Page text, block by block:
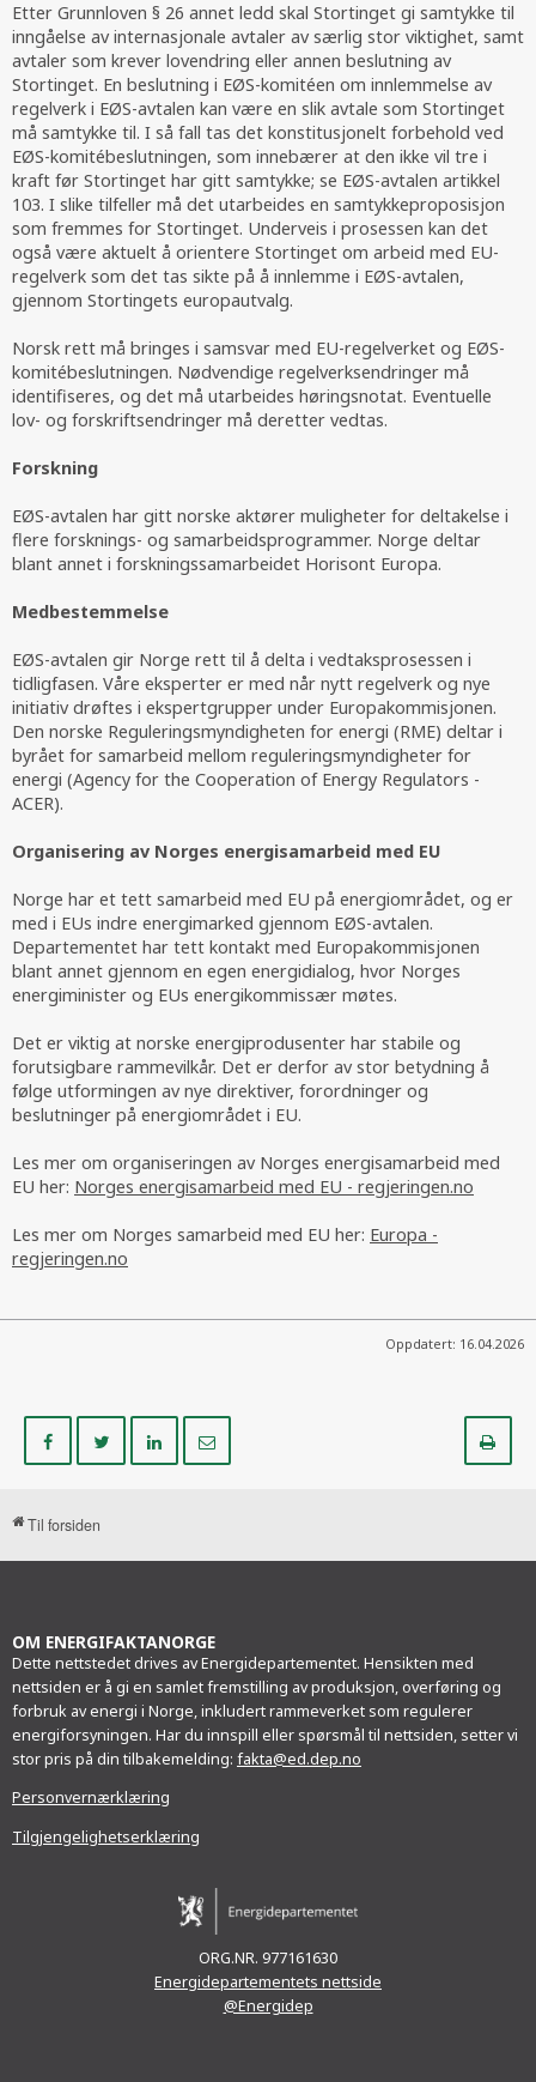
Etter Grunnloven § 26 annet ledd skal Stortinget gi samtykke til
inngåelse av internasjonale avtaler av særlig stor viktighet, samt
avtaler som krever lovendring eller annen beslutning av
Stortinget. En beslutning i EØS-komitéen om innlemmelse av
regelverk i EØS-avtalen kan være en slik avtale som Stortinget
må samtykke til. I så fall tas det konstitusjonelt forbehold ved
EØS-komitébeslutningen, som innebærer at den ikke vil tre i
kraft før Stortinget har gitt samtykke; se EØS-avtalen artikkel
103. I slike tilfeller må det utarbeides en samtykkeproposisjon
som fremmes for Stortinget. Underveis i prosessen kan det
også være aktuelt å orientere Stortinget om arbeid med EU-
regelverk som det tas sikte på å innlemme i EØS-avtalen,
gjennom Stortingets europautvalg.
Norsk rett må bringes i samsvar med EU-regelverket og EØS-
komitébeslutningen. Nødvendige regelverksendringer må
identifiseres, og det må utarbeides høringsnotat. Eventuelle
lov- og forskriftsendringer må deretter vedtas.
Forskning
EØS-avtalen har gitt norske aktører muligheter for deltakelse i
flere forsknings- og samarbeidsprogrammer. Norge deltar
blant annet i forskningssamarbeidet Horisont Europa.
Medbestemmelse
EØS-avtalen gir Norge rett til å delta i vedtaksprosessen i
tidligfasen. Våre eksperter er med når nytt regelverk og nye
initiativ drøftes i ekspertgrupper under Europakommisjonen.
Den norske Reguleringsmyndigheten for energi (RME) deltar i
byrået for samarbeid mellom reguleringsmyndigheter for
energi (Agency for the Cooperation of Energy Regulators -
ACER).
Organisering av Norges energisamarbeid med EU
Norge har et tett samarbeid med EU på energiområdet, og er
med i EUs indre energimarked gjennom EØS-avtalen.
Departementet har tett kontakt med Europakommisjonen
blant annet gjennom en egen energidialog, hvor Norges
energiminister og EUs energikommissær møtes.
Det er viktig at norske energiprodusenter har stabile og
forutsigbare rammevilkår. Det er derfor av stor betydning å
følge utformingen av nye direktiver, forordninger og
beslutninger på energiområdet i EU.
Les mer om organiseringen av Norges energisamarbeid med
EU her: Norges energisamarbeid med EU - regjeringen.no
Les mer om Norges samarbeid med EU her: Europa -
regjeringen.no
Oppdatert: 16.04.2026
på
på
på
Til forsiden
OM ENERGIFAKTANORGE
Dette nettstedet drives av Energidepartementet. Hensikten med
nettsiden er å gi en samlet fremstilling av produksjon, overføring og
forbruk av energi i Norge, inkludert rammeverket som regulerer
energiforsyningen. Har du innspill eller spørsmål til nettsiden, setter vi
stor pris på din tilbakemelding: fakta@ed.dep.no
Personvernærklæring
Tilgjengelighetserklæring
ORG.NR. 977161630
Energidepartementets nettside
@Energidep